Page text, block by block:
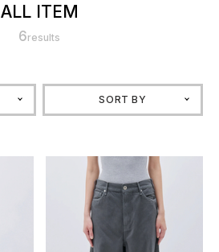
ALL ITEM
6results
SORT BY